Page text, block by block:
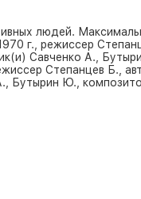
людей.
г., режиссер
Савченко А.,
Степанцев Б.,
Бутырин Ю.,